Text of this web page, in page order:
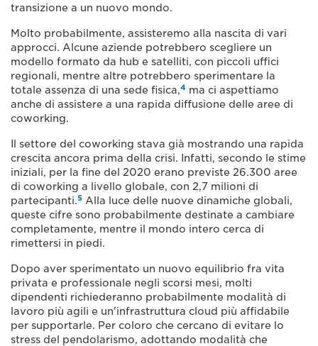
transizione a un nuovo mondo.
Molto probabilmente, assisteremo alla nascita di vari
approcci. Alcune aziende potrebbero scegliere un
modello formato da hub e satelliti, con piccoli uffici
regionali, mentre altre potrebbero sperimentare la
totale assenza di una sede fisica,4 ma ci aspettiamo
anche di assistere a una rapida diffusione delle aree di
coworking.
Il settore del coworking stava già mostrando una rapida
crescita ancora prima della crisi. Infatti, secondo le stime
iniziali, per la fine del 2020 erano previste 26.300 aree
di coworking a livello globale, con 2,7 milioni di
partecipanti.5 Alla luce delle nuove dinamiche globali,
queste cifre sono probabilmente destinate a cambiare
completamente, mentre il mondo intero cerca di
rimettersi in piedi.
Dopo aver sperimentato un nuovo equilibrio fra vita
privata e professionale negli scorsi mesi, molti
dipendenti richiederanno probabilmente modalità di
lavoro più agili e un'infrastruttura cloud più affidabile
per supportarle. Per coloro che cercano di evitare lo
stress del pendolarismo, adottando modalità che